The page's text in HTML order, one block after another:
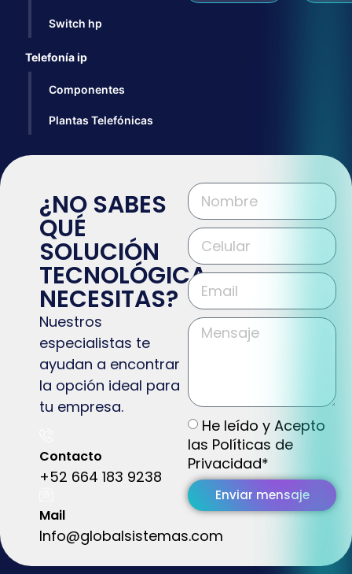
Switch hp
Telefonía ip
Componentes
Plantas Telefónicas
¿NO SABES
QUÉ
SOLUCIÓN
TECNOLÓGICA
NECESITAS?
Nuestros
especialistas te
ayudan a encontrar
la opción ideal para
tu empresa.
Contacto
+52 664 183 9238
Mail
Info@globalsistemas.com
He leído y Acepto
las Políticas de
Privacidad*
Enviar mensaje